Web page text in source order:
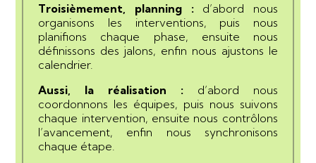
Troisièmement, planning :d’abord nous
organisons les interventions, puis nous
planifions chaque phase, ensuite nous
définissons des jalons, enfin nous ajustons le
calendrier.
Aussi, la réalisation :d’abord nous
coordonnons les équipes, puis nous suivons
chaque intervention, ensuite nous contrôlons
l’avancement, enfin nous synchronisons
chaque étape.